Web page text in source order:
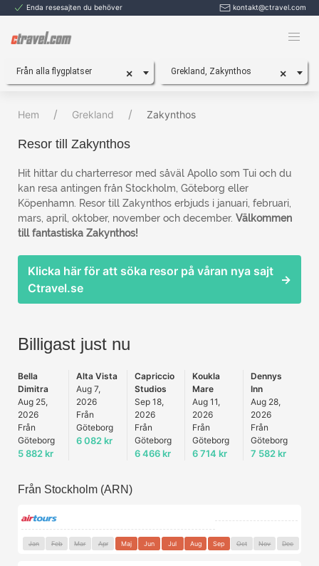
Enda resesajten du behöver kontakt@ctravel.com
×
Från alla flygplatser ×
Grekland, Zakynthos
Hem Grekland Zakynthos
Resor till Zakynthos
Hit hittar du charterresor med såväl Apollo som Tui och du
kan resa antingen från Stockholm, Göteborg eller
Köpenhamn. Resor till Zakynthos erbjuds i januari, februari,
mars, april, oktober, november och december. Välkommen
till fantastiska Zakynthos!
Klicka här för att söka resor på våran nya sajt
Ctravel.se
→
Billigast just nu
Bella
Dimitra
Aug 25,
2026
Från
Göteborg
5 882 kr
Alta Vista
Aug 7,
2026
Från
Göteborg
6 082 kr
Capriccio
Studios
Sep 18,
2026
Från
Göteborg
6 466 kr
Koukla
Mare
Aug 11,
2026
Från
Göteborg
6 714 kr
Dennys
Inn
Aug 28,
2026
Från
Göteborg
7 582 kr
Från Stockholm (ARN)
Jan Feb Mar Apr Maj Jun Jul Aug Sep Oct Nov Dec